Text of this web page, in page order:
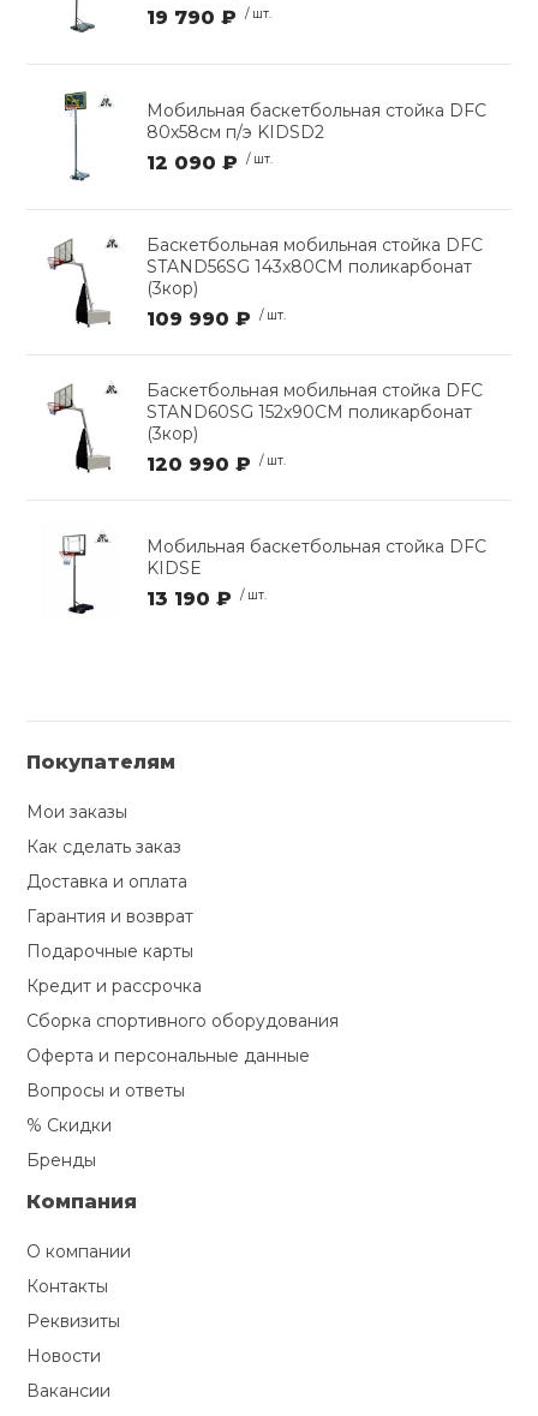
19 790 ₽ / шт.
Мобильная баскетбольная стойка DFC
80х58см п/э KIDSD2
12 090 ₽ / шт.
Баскетбольная мобильная стойка DFC
STAND56SG 143x80CM поликарбонат
(3кор)
109 990 ₽ / шт.
Баскетбольная мобильная стойка DFC
STAND60SG 152x90CM поликарбонат
(3кор)
120 990 ₽ / шт.
Мобильная баскетбольная стойка DFC
KIDSE
13 190 ₽ / шт.
Покупателям
Мои заказы
Как сделать заказ
Доставка и оплата
Гарантия и возврат
Подарочные карты
Кредит и рассрочка
Сборка спортивного оборудования
Оферта и персональные данные
Вопросы и ответы
% Скидки
Бренды
Компания
О компании
Контакты
Реквизиты
Новости
Вакансии